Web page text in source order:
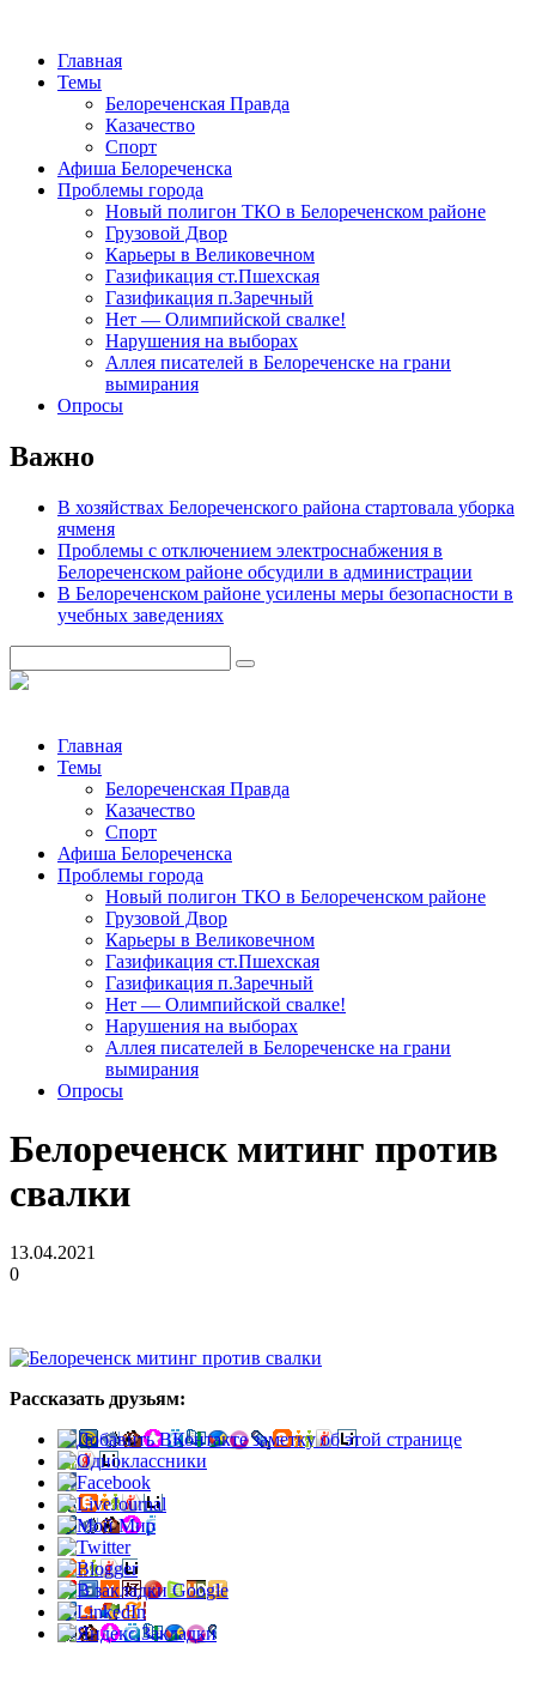
Главная
Темы
Белореченская Правда
Казачество
Спорт
Афиша Белореченска
Проблемы города
Новый полигон ТКО в Белореченском районе
Грузовой Двор
Карьеры в Великовечном
Газификация ст.Пшехская
Газификация п.Заречный
Нет — Олимпийской свалке!
Нарушения на выборах
Аллея писателей в Белореченске на грани
вымирания
Опросы
Важно
В хозяйствах Белореченского района стартовала уборка
ячменя
Проблемы с отключением электроснабжения в
Белореченском районе обсудили в администрации
В Белореченском районе усилены меры безопасности в
учебных заведениях
Главная
Темы
Белореченская Правда
Казачество
Спорт
Афиша Белореченска
Проблемы города
Новый полигон ТКО в Белореченском районе
Грузовой Двор
Карьеры в Великовечном
Газификация ст.Пшехская
Газификация п.Заречный
Нет — Олимпийской свалке!
Нарушения на выборах
Аллея писателей в Белореченске на грани
вымирания
Опросы
Белореченск митинг против
свалки
13.04.2021
0
Рассказать друзьям: